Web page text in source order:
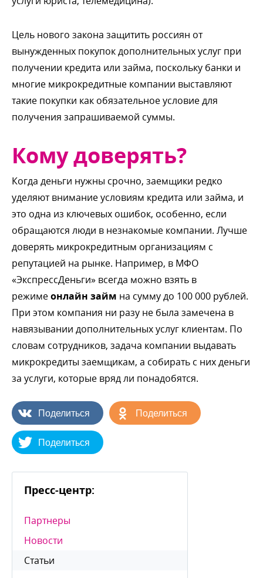
Цель нового закона защитить россиян от
ынужденных покупок дополнительных услуг при
получении кредита или займа, поскольку банки и
многие микрокредитные компании выставляют
такие покупки как обязательное условие для
получения запрашиваемой суммы.
Кому доверять?
Когда деньги нужны срочно, заемщики редко
уделяют внимание условиям кредита или займа, и
это одна из ключевых ошибок, особенно, если
обращаются люди в незнакомые компании. Лучше
доверять микрокредитным организациям с
репутацией на рынке. Например, в МФО
«ЭкспрессДеньги» всегда можно взять
режимеонлайн займ на сумму до 100 000 рублей.
При этом компания ни разу не была замечена
навязывании дополнительных услуг клиентам. По
словам сотрудников, задача компании выдавать
микрокредиты заемщикам, а собирать с них деньги
за услуги, которые вряд ли понадобятся.
Поделиться Поделиться
Поделиться
Пресс-центр:
Партнеры
Новости
Статьи